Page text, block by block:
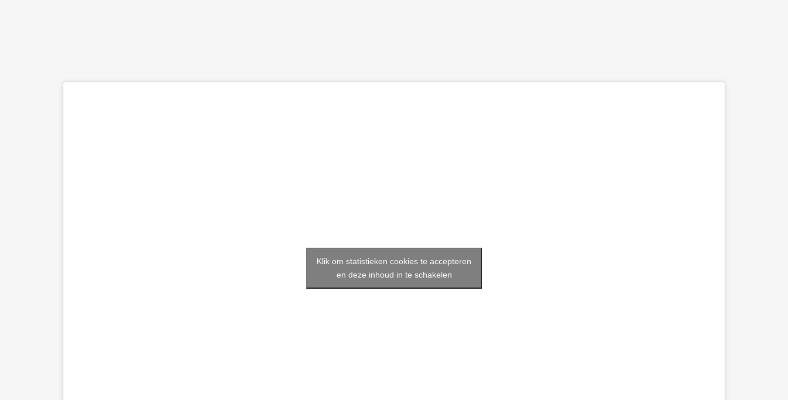
Klik om statistieken cookies te accepteren
en deze inhoud in te schakelen